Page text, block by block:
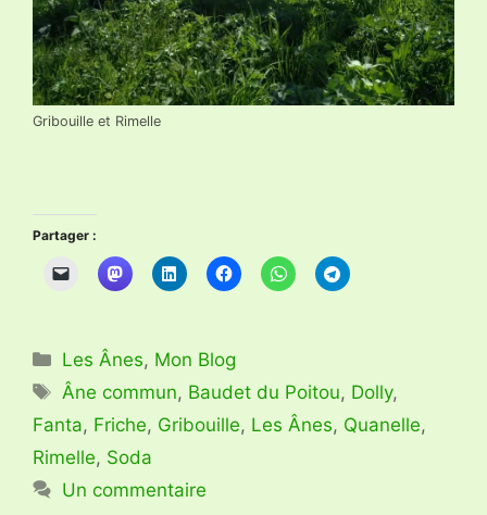
Gribouille et Rimelle
Partager :
Catégories
Les Ânes, Mon Blog
Étiquettes
Âne commun, Baudet du Poitou, Dolly,
Fanta, Friche, Gribouille, Les Ânes, Quanelle,
Rimelle, Soda
Un commentaire